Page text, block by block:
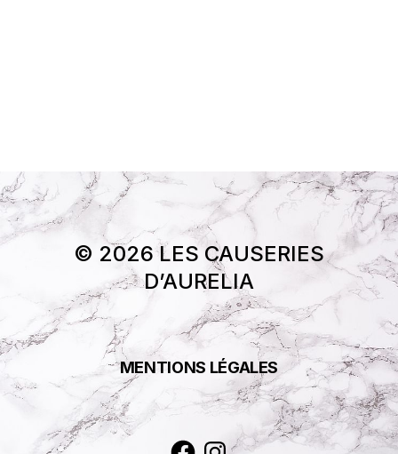
© 2026 LES CAUSERIES
D’AURELIA
MENTIONS LÉGALES
Facebook
Instagram